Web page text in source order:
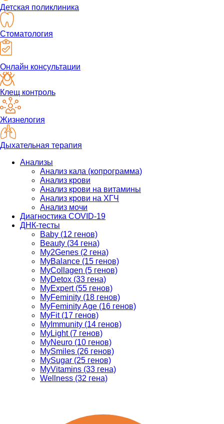
Детская поликлиника
Стоматология
Онлайн консультации
Клещ контроль
Жизнелогия
Дыхательная терапия
Анализы
Анализ кала (копрограмма)
Анализ крови
Анализ крови на витамины
Анализ крови на ХГЧ
Анализ мочи
Диагностика COVID-19
ДНК-тесты
Baby (12 генов)
Beauty (34 гена)
My2Genes (2 гена)
MyBalance (15 генов)
MyCollagen (5 генов)
MyDetox (33 гена)
MyExpert (55 генов)
MyFeminity (18 генов)
MyFeminity Age (16 генов)
MyFit (17 генов)
MyImmunity (14 генов)
MyLight (7 генов)
MyNeuro (10 генов)
MySmiles (26 генов)
MySugar (25 генов)
MyVitamins (33 гена)
Wellness (32 гена)